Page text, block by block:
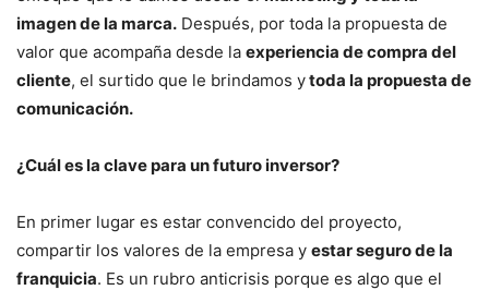
imagen de la marca. Después, por toda la propuesta de
valor que acompaña desde la experiencia de compra del
cliente, el surtido que le brindamos ytoda la propuesta de
comunicación.
¿Cuál es la clave para un futuro inversor?
En primer lugar es estar convencido del proyecto,
compartir los valores de la empresa y estar seguro de la
franquicia. Es un rubro anticrisis porque es algo que el